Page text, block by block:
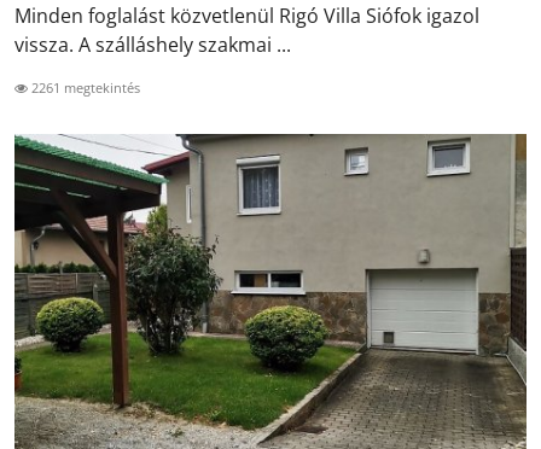
Minden foglalást közvetlenül Rigó Villa Siófok igazol
vissza. A szálláshely szakmai ...
2261 megtekintés